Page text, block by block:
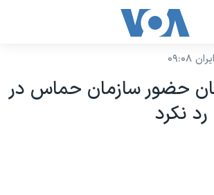
حضور سازمان حماس در
نکرد